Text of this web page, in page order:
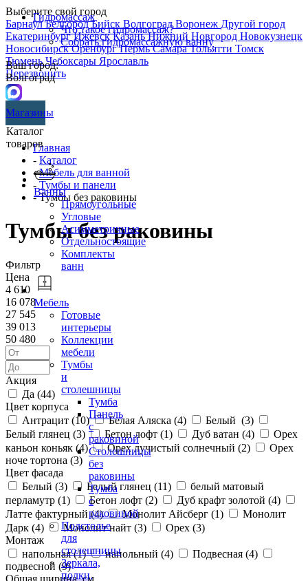
Выберите свой город
БарнаулБелгородБийск ВолгоградВоронеж Другой город
ЕкатеринбургИжевскКазаньНижний Новгород Новокузнецк
НовосибирскОренбургПермьСамараТольятти Томск
ТюменьЧебоксары Ярославль
Перезвонить
Гидромассаж
Что такое гидромассаж?
Собрать гидромассажную ванну
Ваш город:
Волгоград
Магазины
Каталог
товаров
Ванны
Прямоугольные
Угловые
Асимметричные
Отдельностоящие
Комплекты
ванн
Мебель
Готовые
интерьеры
Коллекции
мебели
Тумбы
и
столешницы
Тумба
Панель
с
раковиной
Столешницы
без
раковины
Тумба
с
раковиной
Подстолье
для
столешницы
Зеркала,
полки,
Главная
- Каталог
-Мебель для ванной
- Тумбы и панели
- Тумбы без раковины
Тумбы без раковины
Фильтр
Цена
4 610
16 078
27 545
39 013
50 480
Акция
Да (44)
Цвет корпуса
Антрацит (10) Белая Аляска (4) Белый (3)
Белый глянец (3) Бетон лофт (1) Дуб ватан (4)
Орех
каньон коньяк (4) Орех лучистый солнечный (2)
Орех
ноче тортона (3)
Цвет фасада
Белый (3) Белый глянец (11)
белый матовый
перламутр (1) Бетон лофт (2) Дуб крафт золотой (4)
Латте фактурный (4) Монолит Айсберг (1)
Монолит
Дарк (4) Монолит найт (3) Орех (3)
Монтаж
напольная (1) напольный (4) Подвесная (4)
подвесной (9)
Общая ширина, см